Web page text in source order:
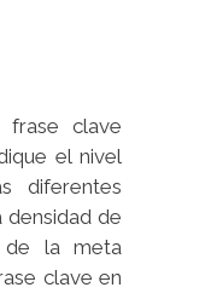
frase clave
el nivel
diferentes
de
de la meta
clave en